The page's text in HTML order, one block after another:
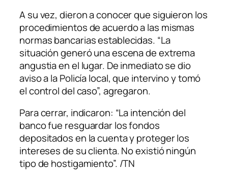
A su vez, dieron a conocer que siguieron los
procedimientos de acuerdo a las mismas
normas bancarias establecidas. “La
situación generó una escena de extrema
angustia en el lugar. De inmediato se dio
aviso a la Policía local, que intervino y tomó
el control del caso”, agregaron.
Para cerrar, indicaron: “La intención del
banco fue resguardar los fondos
depositados en la cuenta y proteger los
intereses de su clienta. No existió ningún
tipo de hostigamiento”. /TN